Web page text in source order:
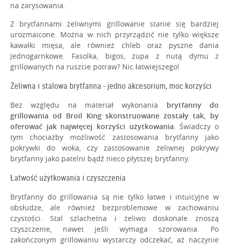
na zarysowania.
Z brytfannami żeliwnymi grillowanie stanie się bardziej
urozmaicone. Można w nich przyrządzić nie tylko większe
kawałki mięsa, ale również chleb oraz pyszne dania
jednogarnkowe. Fasolka, bigos, zupa z nutą dymu z
grillowanych na ruszcie potraw? Nic łatwiejszego!
Żeliwna i stalowa brytfanna - jedno akcesorium, moc korzyści
Bez względu na materiał wykonania brytfanny do
grillowania od Broil King skonstruowane zostały tak, by
oferować jak najwięcej korzyści użytkowania. Świadczy o
tym chociażby możliwość zastosowania brytfanny jako
pokrywki do woka, czy zastosowanie żeliwnej pokrywy
brytfanny jako patelni bądź nieco płytszej brytfanny.
Łatwość użytkowania i czyszczenia
Brytfanny do grillowania są nie tylko łatwe i intuicyjne w
obsłudze, ale również bezproblemowe w zachowaniu
czystości. Stal szlachetna i żeliwo doskonale znoszą
czyszczenie, nawet jeśli wymaga szorowania. Po
zakończonym grillowaniu wystarczy odczekać, aż naczynie